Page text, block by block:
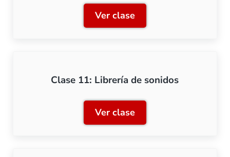
Ver claseClase 10: Configuración
Clase 11: Librería de sonidos
Ver claseClase 11: Librería de